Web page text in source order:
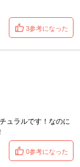
3参考になった
ュラルです！なのに
0参考になった